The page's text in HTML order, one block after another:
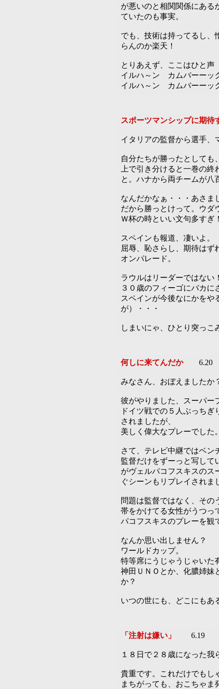
が悪いのと相関関係にある
ていたのも事実。
でも、技術は持ってるし、
らんのか楽天！
とりあえず、ここはひと声
イルハ～ン カムバーーッ
イルハ～ン カムバーーッ
スポーツマンシップに期待
イタリアの監督から選手、
自分たちが勝ったとしても
上で引き分けると一巻の
と。ハナから両チームが八
なんだかなぁ・・・あさま
だから勝っとけって。ウダ
Ｗ杯の時といい文句多す
スペインも報道、凄いよ。
屈辱、恥さらし、期待はず
オンパレード。
ラウルはリーダーではない
３０歳のフィーゴにバカに
スペインが今後なにかをや
が）・・・
しまいにゃ、ひとり突っこ
何しに来てんだか6.20
みなさん、おぼえましたか
彼がやりました、スーパー
ドイツ戦での５人ぶっち
されましたが、
美しく偉大なプレーでした
さて、テレビ中継ではベン
監督だけをずーっと写して
がヴェルパコフスキスのス
ぐシーンもリプレイされま
問題は監督ではなく、その
帯をかけてる女性がうつっ
パコフスキスのプレーを観
なんか思い出しません？
ワールドカップ。
特等席にうじゃうじゃいた
神田ＵＮＯとか、化膿姉妹
か？
いつの世にも、どこにもあ
「注射は嫌い」 6.19
１８日で２８歳になった我
貴重です。これだけでもし
まちがっても、おこちゃま